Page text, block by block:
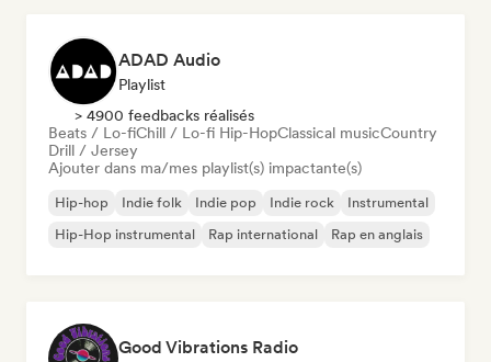
ADAD Audio
Playlist
> 4900 feedbacks réalisés
Beats / Lo-fiChill / Lo-fi Hip-HopClassical musicCountry
Drill / Jersey
Ajouter dans ma/mes playlist(s) impactante(s)
Hip-hop Indie folk Indie pop Indie rock
Instrumental
Hip-Hop instrumental
Rap international Rap en anglais
Good Vibrations Radio